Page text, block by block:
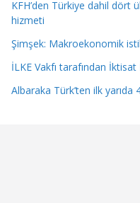
KFH’den Türkiye dahil dört
hizmeti
Şimşek: Makroekonomik
İLKE Vakfı tarafından
Albaraka Türk’ten ilk